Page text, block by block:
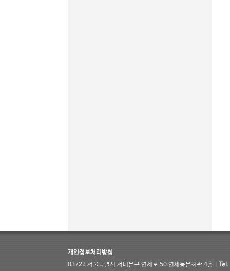
개인정보처리방침
03722 서울특별시 서대문구 연세로 50 연세동문회관 4층 |
Tel.